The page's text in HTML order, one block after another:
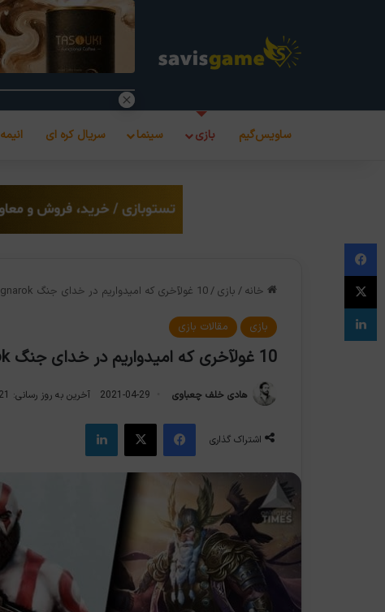
ساویس‌گیم بازی سینما سریال کره ای انیمه
خانه / بازی /10 غولآخری که امیدواریم در خدای جنگ God of War: Ragnarok ببینیم
بازی مقالات بازی
10 غولآخری که امیدواریم در خدای جنگ God of War: Ragnarok ببینیم
هادی خلف چعباوی 2021-04-29 آخرین به روز رسانی: 2021-09-22
اشتراک گذاری
فیس بوک X لینکدین
فیس بوک
X
لینکدین